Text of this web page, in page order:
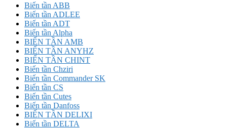
Biến tần ABB
Biến tần ADLEE
Biến tần ADT
Biến tần Alpha
BIẾN TẦN AMB
BIẾN TẦN ANYHZ
BIẾN TẦN CHINT
Biến tần Chziri
Biến tần Commander SK
Biến tần CS
Biến tần Cutes
Biến tần Danfoss
BIẾN TẦN DELIXI
Biến tần DELTA